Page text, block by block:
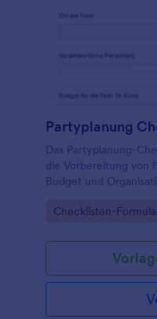
Partyplanung
Das Partyplanung-
die Vorbereitung von
Budget und
Eventverantwortliche.
Go to Category:
Checklisten-